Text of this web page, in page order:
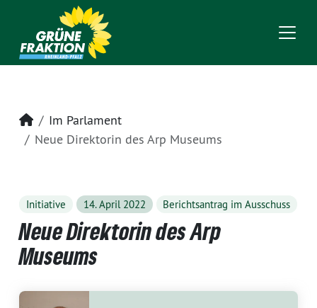
Startseite
Im Parlament
Neue Direktorin des Arp Museums
Initiative 14. April 2022 Berichtsantrag im Ausschuss
Neue Direktorin des Arp
Museums